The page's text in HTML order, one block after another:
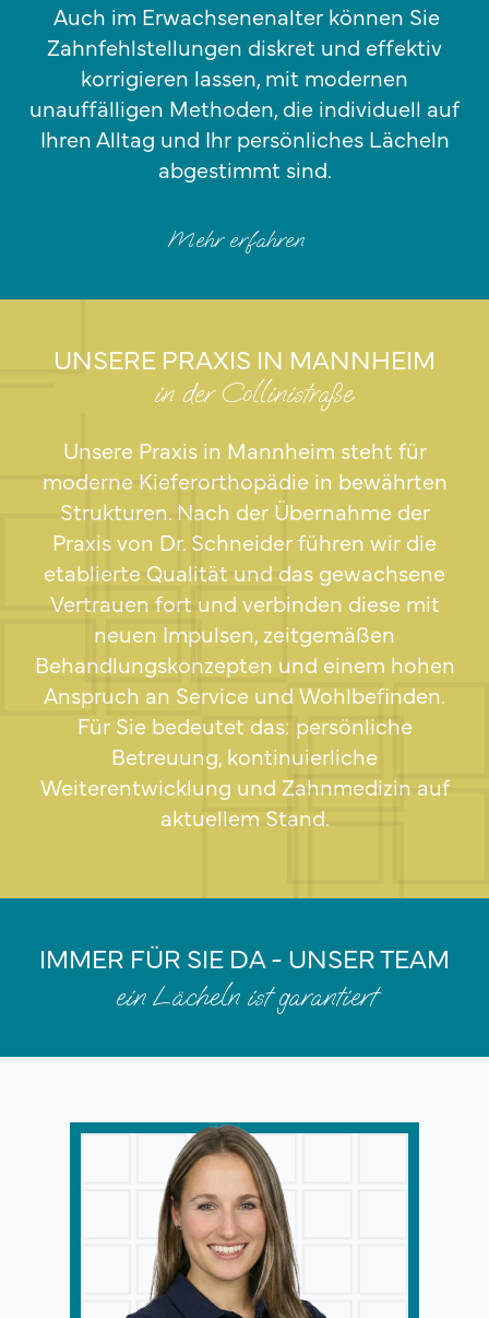
Auch im Erwachsenenalter können Sie
Zahnfehlstellungen diskret und effektiv
korrigieren lassen, mit modernen
unauffälligen Methoden, die individuell auf
Ihren Alltag und Ihr persönliches Lächeln
abgestimmt sind.
Mehr erfahren
UNSERE PRAXIS IN MANNHEIM
in der Collinistraße
Unsere Praxis in Mannheim steht für
moderne Kieferorthopädie in bewährten
Strukturen. Nach der Übernahme der
Praxis von Dr. Schneider führen wir die
etablierte Qualität und das gewachsene
Vertrauen fort und verbinden diese mit
neuen Impulsen, zeitgemäßen
Behandlungskonzepten und einem hohen
Anspruch an Service und Wohlbefinden.
Für Sie bedeutet das: persönliche
Betreuung, kontinuierliche
Weiterentwicklung und Zahnmedizin auf
aktuellem Stand.
IMMER FÜR SIE DA - UNSER TEAM
ein Lächeln ist garantiert